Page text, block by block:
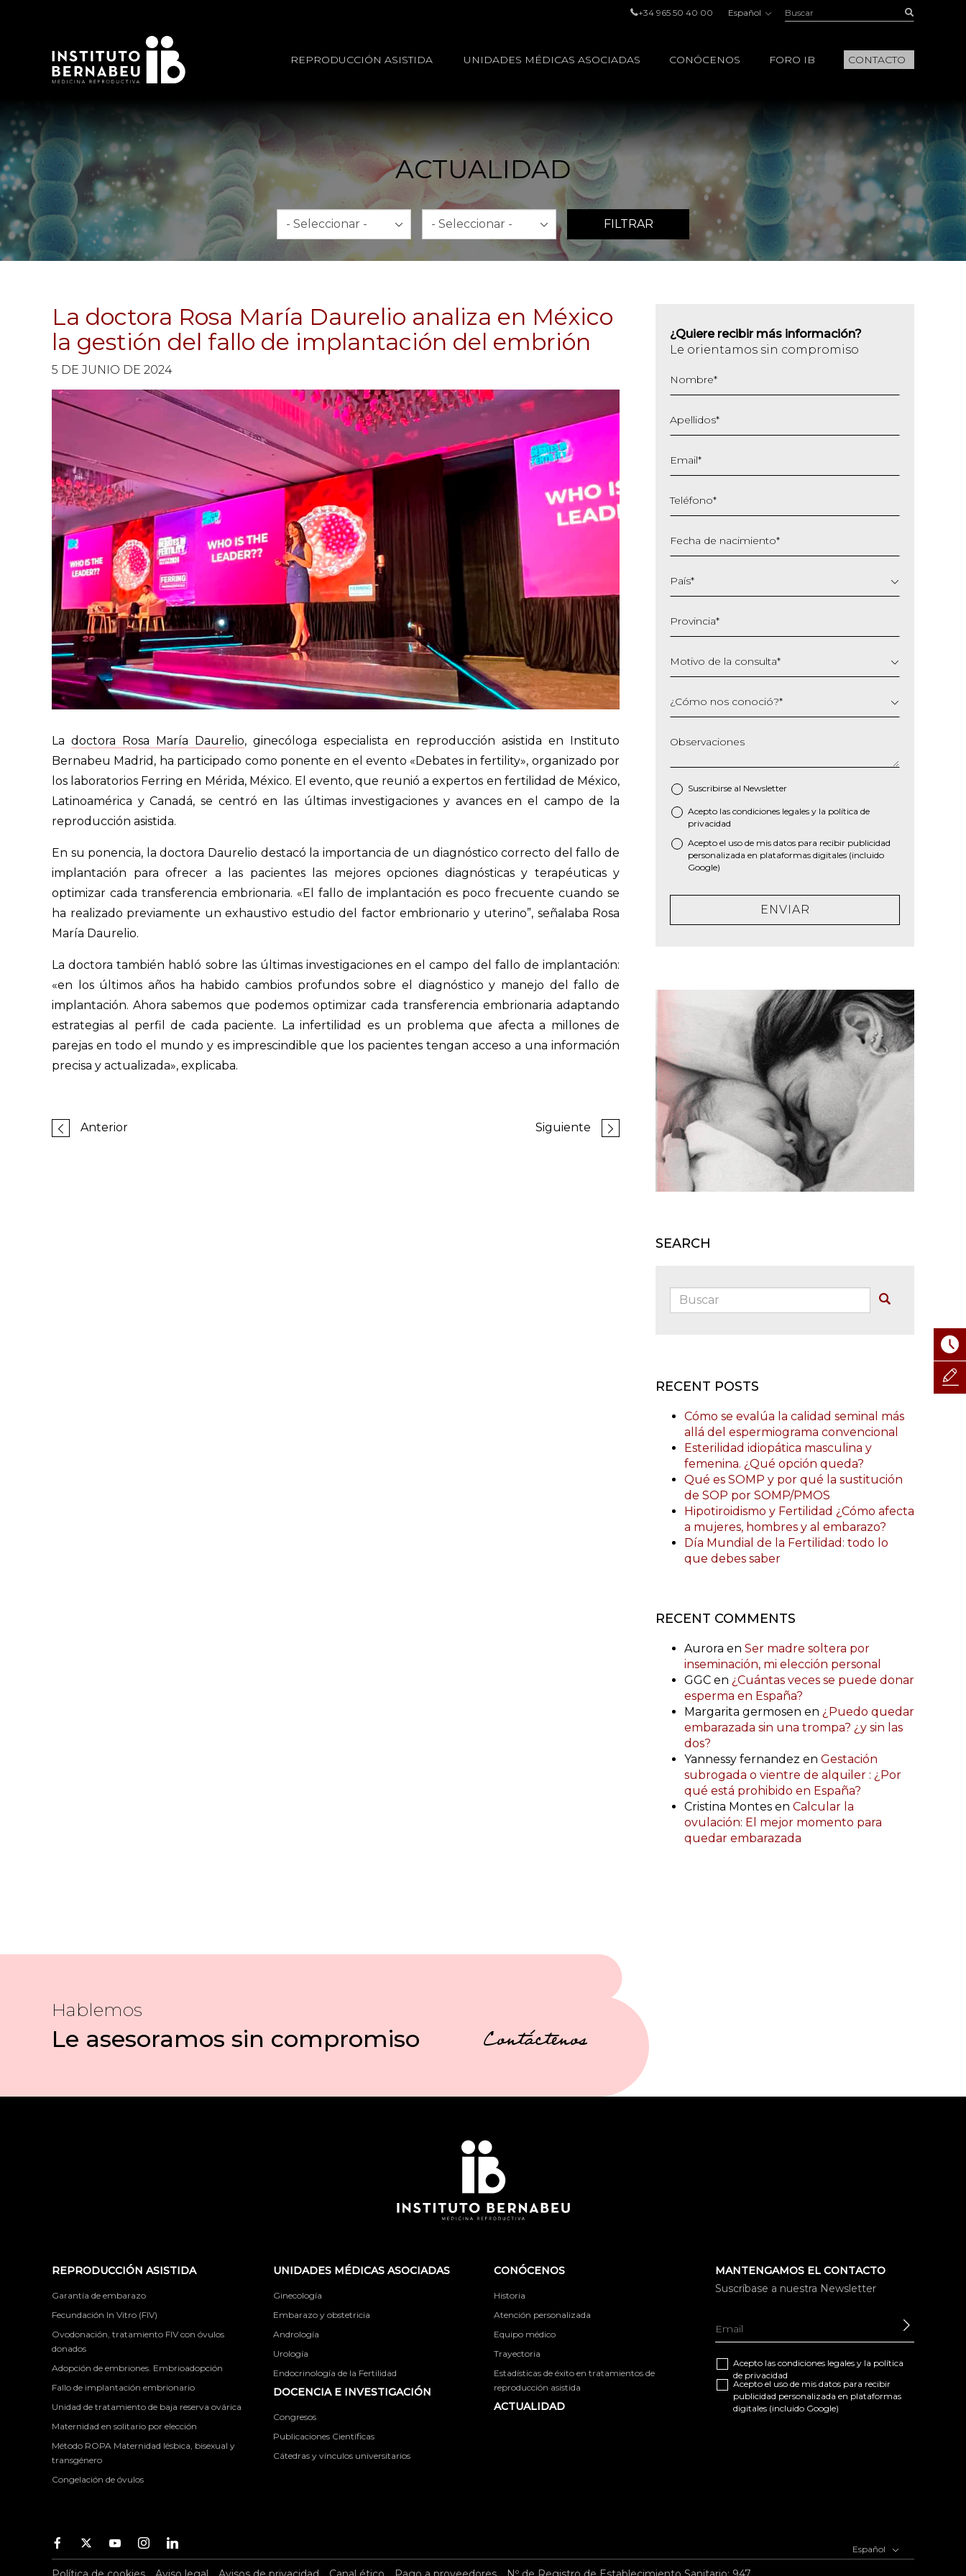
+34 965 50 40 00 Español Buscar:
REPRODUCCIÓN ASISTIDA UNIDADES MÉDICAS ASOCIADAS CONÓCENOS FORO IB CONTACTO
ACTUALIDAD
Mes Año
FILTRAR
La doctora Rosa María Daurelio analiza en México
la gestión del fallo de implantación del embrión
5 DE JUNIO DE 2024
La doctora Rosa María Daurelio, ginecóloga especialista en reproducción asistida en Instituto
Bernabeu Madrid, ha participado como ponente en el evento «Debates in fertility», organizado por
los laboratorios Ferring en Mérida, México. El evento, que reunió a expertos en fertilidad de México,
Latinoamérica y Canadá, se centró en las últimas investigaciones y avances en el campo de la
reproducción asistida.
En su ponencia, la doctora Daurelio destacó la importancia de un diagnóstico correcto del fallo de
implantación para ofrecer a las pacientes las mejores opciones diagnósticas y terapéuticas y
optimizar cada transferencia embrionaria. «El fallo de implantación es poco frecuente cuando se
ha realizado previamente un exhaustivo estudio del factor embrionario y uterino”, señalaba Rosa
María Daurelio.
La doctora también habló sobre las últimas investigaciones en el campo del fallo de implantación:
«en los últimos años ha habido cambios profundos sobre el diagnóstico y manejo del fallo de
implantación. Ahora sabemos que podemos optimizar cada transferencia embrionaria adaptando
estrategias al perfil de cada paciente. La infertilidad es un problema que afecta a millones de
parejas en todo el mundo y es imprescindible que los pacientes tengan acceso a una información
precisa y actualizada», explicaba.
Anterior Siguiente
¿Quiere recibir más información?
Le orientamos sin compromiso
Nombre*
Apellidos*
Email*
Teléfono*
Fecha de nacimiento*
barra
MM
AAAA
País*
Provincia*
Motivo de la consulta*
¿Cómo nos conoció?*
Observaciones
Suscribirse al Newsletter
* Acepto las condiciones legales y la política de
privacidad
Acepto el uso de mis datos para recibir publicidad
personalizada en plataformas digitales (incluido
Google)
ENVIAR
SEARCH
Buscar:
RECENT POSTS
Cómo se evalúa la calidad seminal más
allá del espermiograma convencional
Esterilidad idiopática masculina y
femenina. ¿Qué opción queda?
Qué es SOMP y por qué la sustitución
de SOP por SOMP/PMOS
Hipotiroidismo y Fertilidad ¿Cómo afecta
a mujeres, hombres y al embarazo?
Día Mundial de la Fertilidad: todo lo
que debes saber
RECENT COMMENTS
Aurora en Ser madre soltera por
inseminación, mi elección personal
GGC en ¿Cuántas veces se puede donar
esperma en España?
Margarita germosen en ¿Puedo quedar
embarazada sin una trompa? ¿y sin las
dos?
Yannessy fernandez en Gestación
subrogada o vientre de alquiler : ¿Por
qué está prohibido en España?
Cristina Montes en Calcular la
ovulación: El mejor momento para
quedar embarazada
Hablemos
Le asesoramos sin compromiso Contáctenos
REPRODUCCIÓN ASISTIDA
Garantía de embarazo
Fecundación In Vitro (FIV)
Ovodonación, tratamiento FIV con óvulos
donados
Adopción de embriones. Embrioadopción
Fallo de implantación embrionario
Unidad de tratamiento de baja reserva ovárica
Maternidad en solitario por elección
Método ROPA Maternidad lésbica, bisexual y
transgénero
Congelación de óvulos
UNIDADES MÉDICAS ASOCIADAS
Ginecología
Embarazo y obstetricia
Andrología
Urología
Endocrinología de la Fertilidad
DOCENCIA E INVESTIGACIÓN
Congresos
Publicaciones Científicas
Cátedras y vínculos universitarios
CONÓCENOS
Historia
Atención personalizada
Equipo médico
Trayectoria
Estadísticas de éxito en tratamientos de
reproducción asistida
ACTUALIDAD
MANTENGAMOS EL CONTACTO
Suscríbase a nuestra Newsletter
Acepto las condiciones legalesy la política
de privacidad
Acepto el uso de mis datos para recibir
publicidad personalizada en plataformas
digitales (incluido Google)
Facebook
TwitterYoutubeInstagramYoutube Español